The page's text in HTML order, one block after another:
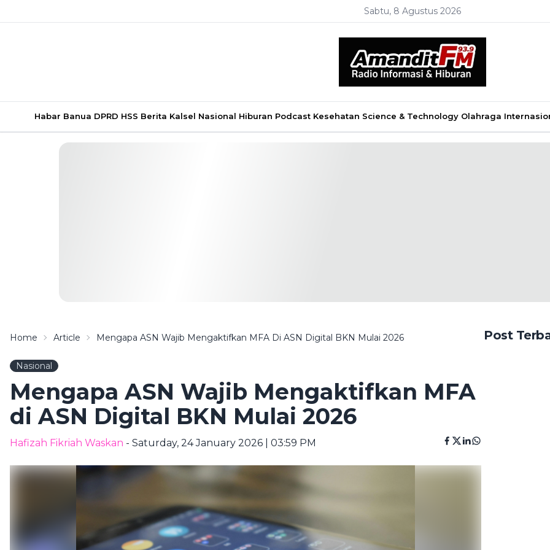
Sabtu, 8 Agustus 2026
Habar Banua DPRD HSS Berita Kalsel Nasional Hiburan Podcast Kesehatan Science & Technology Olahraga
Home Article Mengapa ASN Wajib Mengaktifkan MFA Di ASN Digital BKN Mulai 2026
Nasional
Mengapa ASN Wajib Mengaktifkan MFA
di ASN Digital BKN Mulai 2026
Hafizah Fikriah Waskan - Saturday, 24 January 2026 | 03:59 PM
Post